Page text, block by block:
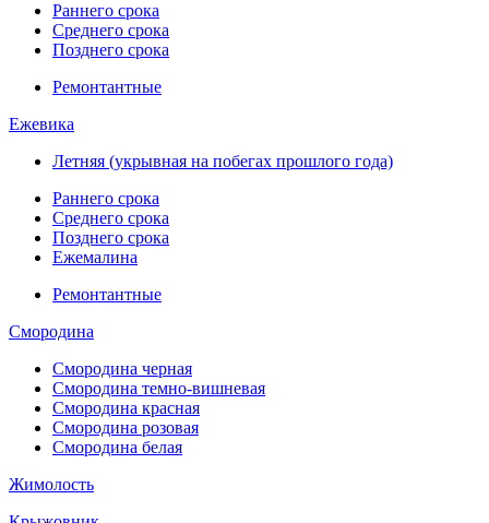
Раннего срока
Среднего срока
Позднего срока
Ремонтантные
Ежевика
Летняя (укрывная на побегах прошлого года)
Раннего срока
Среднего срока
Позднего срока
Ежемалина
Ремонтантные
Смородина
Смородина черная
Смородина темно-вишневая
Смородина красная
Смородина розовая
Смородина белая
Жимолость